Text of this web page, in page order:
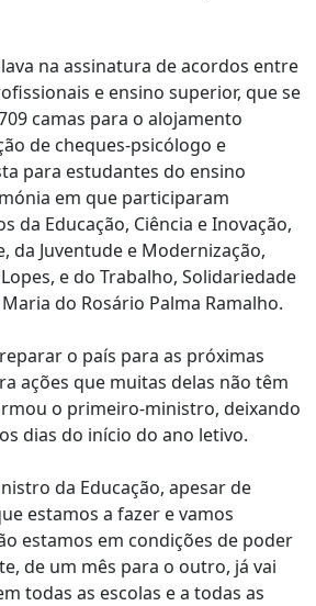
na assinatura de acordos entre
e ensino superior, que se
camas para o alojamento
de cheques-psicólogo e
para estudantes do ensino
em que participaram
da Educação, Ciência e Inovação,
da Juventude e Modernização,
e do Trabalho, Solidariedade
do Rosário Palma Ramalho.
o país para as próximas
ações que muitas delas não têm
o primeiro-ministro, deixando
dias do início do ano letivo.
da Educação, apesar de
estamos a fazer e vamos
estamos em condições de poder
de um mês para o outro, já vai
todas as escolas e a todas as